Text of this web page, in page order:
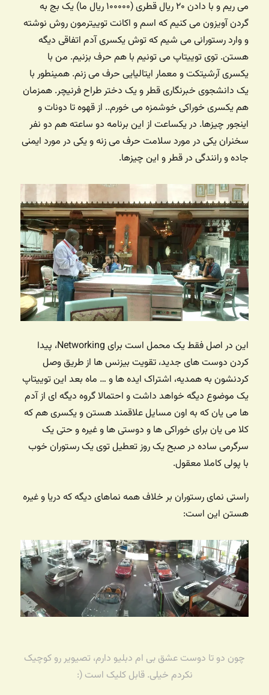
می ریم و با دادن ۲۰ ریال قطری (۱۰۰۰۰۰ ریال ما) یک بج به
گردن آویزون می کنیم که اسم و اکانت توییترمون روش نوشته
و وارد رستورانی می شیم که توش یکسری آدم اتفاقی دیگه
هستن. توی توییتاپ می تونیم با هم حرف بزنیم. من با
یکسری آرشیتکت و معمار ایتالیایی حرف می زنم. همینطور با
یک دانشجوی خبرنگاری قطر و یک دختر طراح فرنیچر. همزمان
هم یکسری خوراکی خوشمزه می خورم.. از قهوه تا دونات و
اینجور چیزها. در یکساعت از این برنامه دو ساعته هم دو نفر
سخنران یکی در مورد سلامت حرف می زنه و یکی در مورد ایمنی
جاده و رانندگی در قطر و این چیزها.
این در اصل فقط یک محمل است برای Networking، پیدا
کردن دوست های جدید، تقویت بیزنس ها از طریق وصل
کردنشون به همدیه، اشتراک ایده ها و … ماه بعد این توییتاپ
یک موضوع دیگه خواهد داشت و احتمالا گروه دیگه ای از آدم
ها می یان که به اون مسایل علاقمند هستن و یکسری هم که
کلا می یان برای خوراکی ها و دوستی ها و غیره و حتی یک
سرگرمی ساده در صبح یک روز تعطیل توی یک رستوران خوب
با پولی کاملا معقول.
راستی نمای رستوران بر خلاف همه نماهای دیگه که دریا و غیره
هستن این است:
چون دو تا دوست عشق بی ام دبلیو دارم، تصیویر رو کوچیک
نکردم خیلی. قابل کلیک است (: